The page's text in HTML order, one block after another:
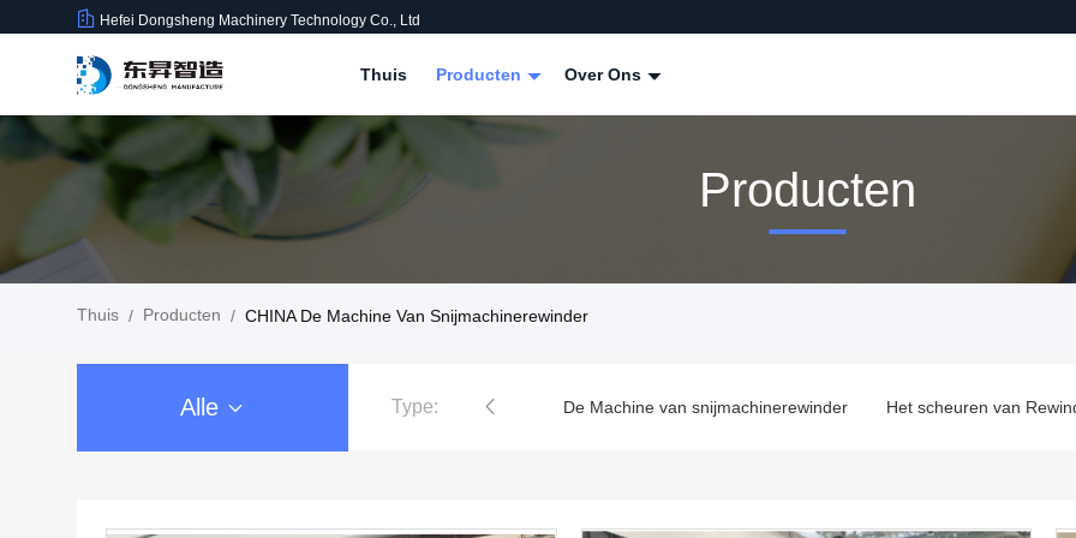
Hefei Dongsheng Machinery Technology Co., Ltd
Thuis Producten Over Ons
Producten
Thuis / Producten / CHINA De Machine Van Snijmachinerewinder
Alle Type:
Machine van filmrewinder De Machine van snijmachinerewinder Het scheuren van Rewinder-Machine De Machine van de